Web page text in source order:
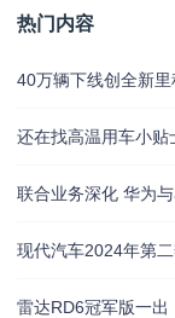
热门内容
40万辆下线创全新
还在找高温用车小贴
联合业务深化 华为
现代汽车2024年第
雷达RD6冠军版一